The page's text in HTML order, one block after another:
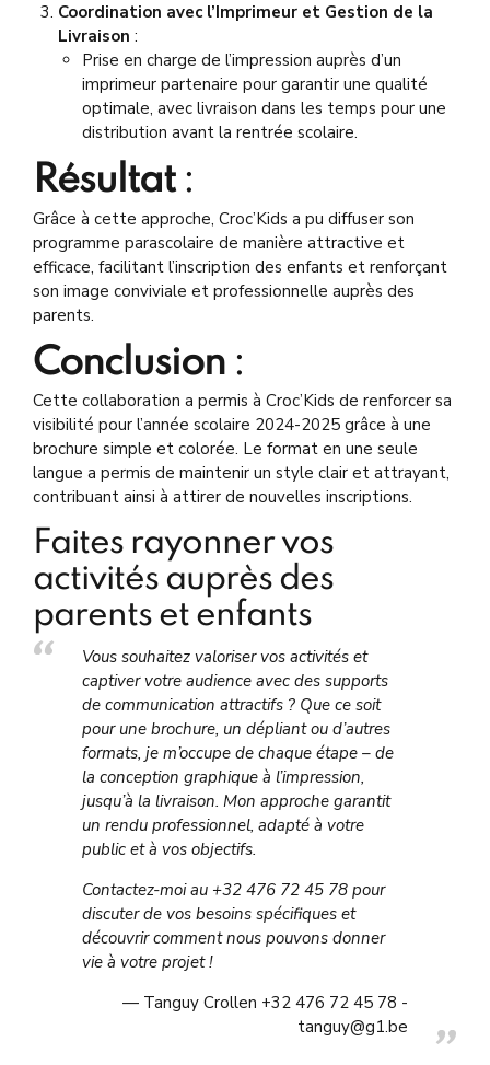
Coordination avec l’Imprimeur et Gestion de la
Livraison :
Prise en charge de l’impression auprès d’un
imprimeur partenaire pour garantir une qualité
optimale, avec livraison dans les temps pour une
distribution avant la rentrée scolaire.
Résultat:
Grâce à cette approche, Croc’Kids a pu diffuser son
programme parascolaire de manière attractive et
efficace, facilitant l’inscription des enfants et renforçant
son image conviviale et professionnelle auprès des
parents.
Conclusion :
Cette collaboration a permis à Croc’Kids de renforcer sa
visibilité pour l’année scolaire 2024-2025 grâce à une
brochure simple et colorée. Le format en une seule
langue a permis de maintenir un style clair et attrayant,
contribuant ainsi à attirer de nouvelles inscriptions.
Faites rayonner vos
activités auprès des
parents et enfants
Vous souhaitez valoriser vos activités et
captiver votre audience avec des supports
de communication attractifs ? Que ce soit
pour une brochure, un dépliant ou d’autres
formats, je m’occupe de chaque étape – de
la conception graphique à l’impression,
jusqu’à la livraison. Mon approche garantit
un rendu professionnel, adapté à votre
public et à vos objectifs.
Contactez-moi au +32 476 72 45 78 pour
discuter de vos besoins spécifiques et
découvrir comment nous pouvons donner
vie à votre projet !
Tanguy Crollen +32 476 72 45 78 -
tanguy@g1.be